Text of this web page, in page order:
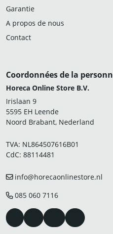
Garantie
A propos de nous
Contact
Coordonnées de la
Horeca Online Store B.V.
Irislaan 9
5595 EH Leende
Noord Brabant, Nederland
TVA: NL864507616B01
CdC: 88114481
info@horecaonlinestore.nl
085 060 7116